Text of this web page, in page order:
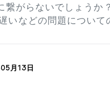
繋がらないでしょう
いなどの問題について
月13日